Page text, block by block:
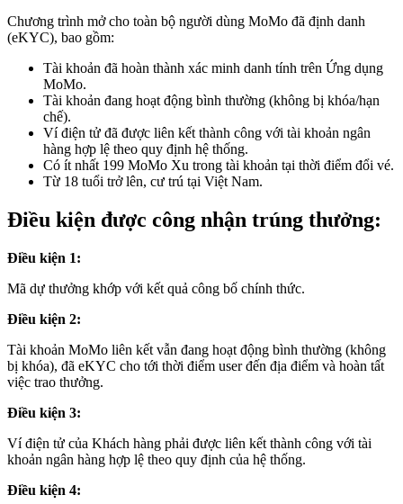
Chương trình mở cho toàn bộ người dùng MoMo đã định danh
(eKYC), bao gồm:
Tài khoản đã hoàn thành xác minh danh tính trên Ứng dụng
MoMo.
Tài khoản đang hoạt động bình thường (không bị khóa/hạn
chế).
Ví điện tử đã được liên kết thành công với tài khoản ngân
hàng hợp lệ theo quy định hệ thống.
Có ít nhất 199 MoMo Xu trong tài khoản tại thời điểm đổi vé.
Từ 18 tuổi trở lên, cư trú tại Việt Nam.
Điều kiện được công nhận trúng thưởng:
Điều kiện 1:
Mã dự thưởng khớp với kết quả công bố chính thức.
Điều kiện 2:
Tài khoản MoMo liên kết vẫn đang hoạt động bình thường (không
bị khóa), đã eKYC cho tới thời điểm user đến địa điểm và hoàn tất
việc trao thưởng.
Điều kiện 3:
Ví điện tử của Khách hàng phải được liên kết thành công với tài
khoản ngân hàng hợp lệ theo quy định của hệ thống.
Điều kiện 4: